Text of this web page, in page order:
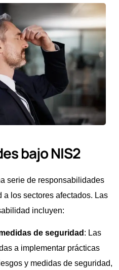
bajo NIS2
serie de responsabilidades
los sectores afectados. Las
incluyen:
de seguridad : Las
a implementar prácticas
y medidas de seguridad,